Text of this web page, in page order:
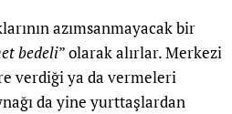
azımsanmayacak bir
bedeli” olarak alırlar. Merkezi
verdiği ya da vermeleri
da yine yurttaşlardan